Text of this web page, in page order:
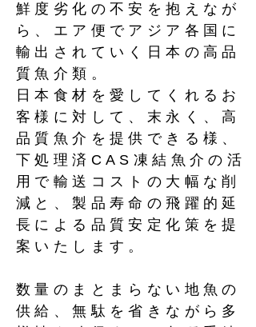
鮮度劣化の不安を抱えなが
ら、エア便でアジア各国に
輸出されていく日本の高品
質魚介類。
日本食材を愛してくれるお
客様に対して、末永く、高
品質魚介を提供できる様、
下処理済CAS凍結魚介の活
用で輸送コストの大幅な削
減と、製品寿命の飛躍的延
長による品質安定化策を提
案いたします。
数量のまとまらない地魚の
供給、無駄を省きながら多